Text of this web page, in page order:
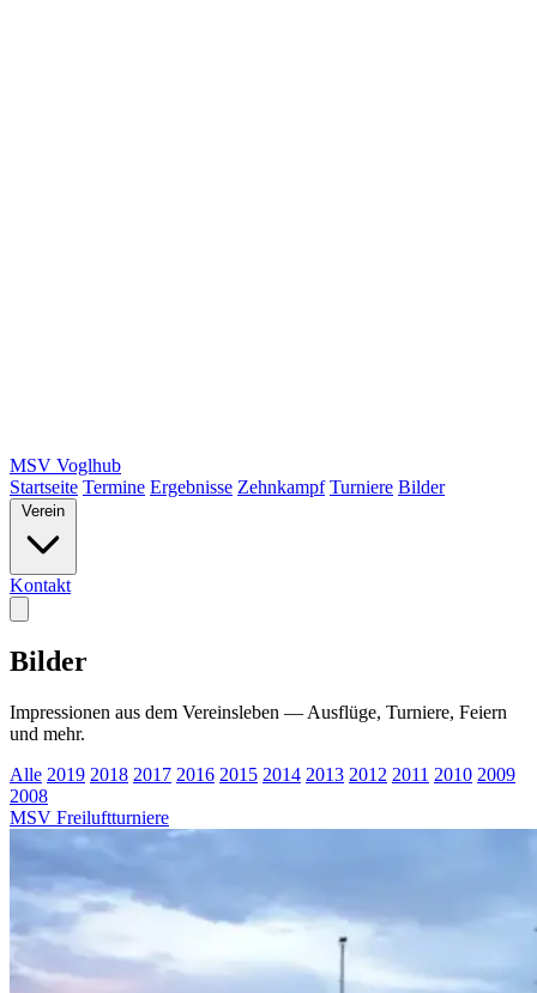
MSV Voglhub
Startseite Termine Ergebnisse Zehnkampf Turniere Bilder
Verein
Kontakt
Bilder
Impressionen aus dem Vereinsleben — Ausflüge, Turniere, Feiern
und mehr.
Alle 2019 2018 2017 2016 2015 2014 2013 2012 2011 2010 2009
2008
MSV Freiluftturniere